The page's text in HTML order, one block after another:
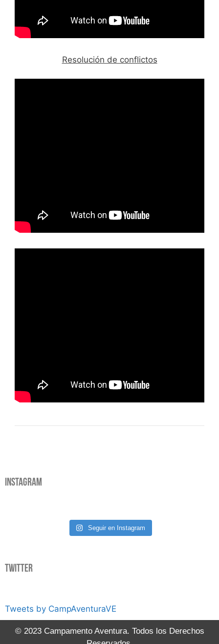
Resolución de conflictos
Instagram
Seguir en Instagram
Twitter
Tweets by CampAventuraVE
© 2023 Campamento Aventura. Todos los Derechos